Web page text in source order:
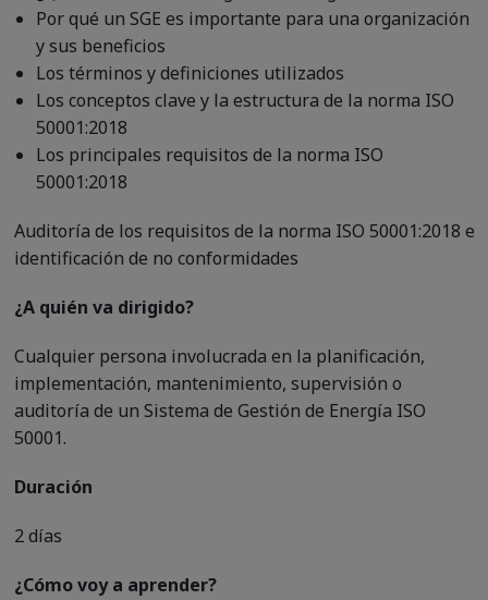
Por qué un SGE es importante para una organización
y sus beneficios
Los términos y definiciones utilizados
Los conceptos clave y la estructura de la norma ISO
50001:2018
Los principales requisitos de la norma ISO
50001:2018
Auditoría de los requisitos de la norma ISO 50001:2018 e
identificación de no conformidades
¿A quién va dirigido?
Cualquier persona involucrada en la planificación,
implementación, mantenimiento, supervisión o
auditoría de un Sistema de Gestión de Energía ISO
50001.
Duración
2 días
¿Cómo voy a aprender?